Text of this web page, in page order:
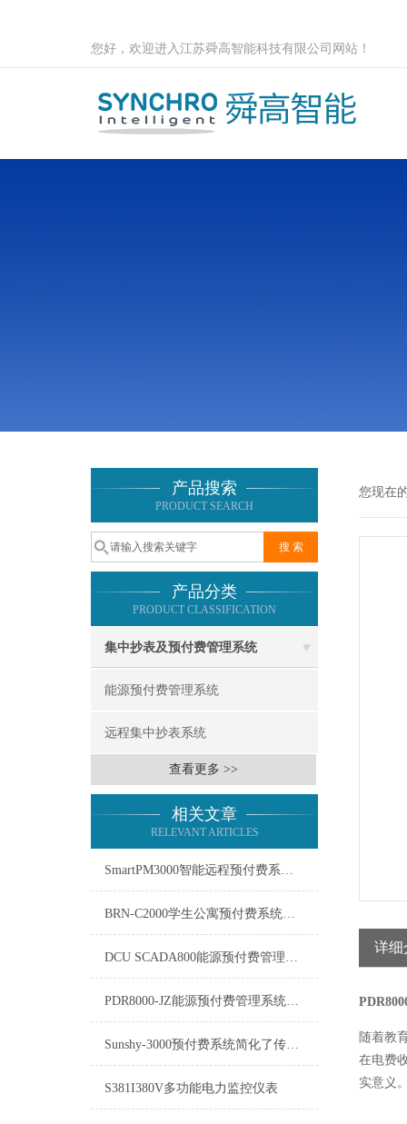
您好，欢迎进入江苏舜高智能科技有限公司网站！
产品搜索
PRODUCT SEARCH
产品分类
PRODUCT CLASSIFICATION
集中抄表及预付费管理系统
能源预付费管理系统
远程集中抄表系统
查看更多 >>
相关文章
RELEVANT ARTICLES
SmartPM3000智能远程预付费系统在能源管理领域中发挥着重要作用
BRN-C2000学生公寓预付费系统的软件需要及时更新
DCU SCADA800能源预付费管理系统介绍
PDR8000-JZ能源预付费管理系统：重塑能源消费与管理的未来
Sunshy-3000预付费系统简化了传统的收费流程
S381I380V多功能电力监控仪表
您现在
详细
随着教
在电费
实意义